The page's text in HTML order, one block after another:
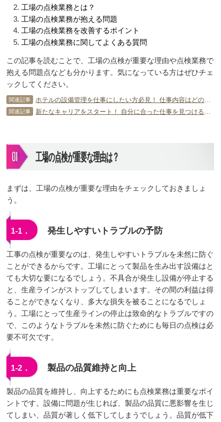
工場の点検業務とは？
工場の点検業務が抱える問題
工場の点検業務を改善するポイント
工場の点検業務に関してよくある質問
この記事を読むことで、工場の点検が重要な理由や点検業務で
抱える問題点なども分かります。気になっている方はぜひチェ
ックしてください。
関連記事 ホテルの設備管理を仕事にしたい方必見！ 仕事内容はどのようなもの？
関連記事 新たなキャリアをスタート！ 自分に合った仕事を見つけるためのコツ
工場の点検が重要な理由は？
まずは、工場の点検が重要な理由をチェックしておきましょ
う。
1-1． 発生しやすいトラブルの予防
工事の点検が重要なのは、発生しやすいトラブルを未然に防ぐ
ことができるからです。工場にとって製品を生み出す設備はと
ても大切な要になるでしょう。不具合が発生し設備が停止する
と、生産ラインがストップしてしまいます。その間の利益は得
ることができなくなり、多大な損失を被ることになるでしょ
う。工場にとって生産ラインの停止は致命的なトラブルですの
で、このようなトラブルを未然に防ぐためにも毎日の点検は必
要不可欠です。
1-2． 製品の品質維持と向上
製品の品質を維持し、向上するためにも点検業務は重要なポイ
ントです。設備に問題が生じれば、製品の品質に悪影響を生じ
てしまい、品質が著しく低下してしまうでしょう。品質が低下